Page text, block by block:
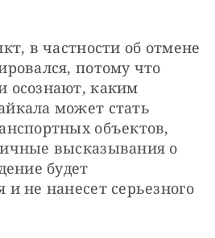
в частности об отмене
потому что
осознают, каким
может стать
объектов,
высказывания о
будет
и не нанесет серьезного